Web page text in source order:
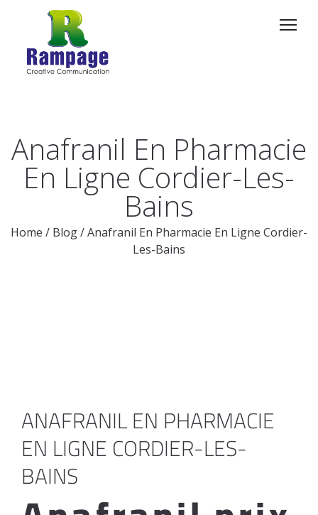
Anafranil En Pharmacie
En Ligne Cordier-Les-
Bains
Home / Blog/Anafranil En Pharmacie En Ligne Cordier-
Les-Bains
ANAFRANIL EN PHARMACIE
EN LIGNE CORDIER-LES-
BAINS